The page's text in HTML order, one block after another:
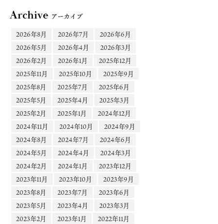
Archive アーカイブ
2026年8月
2026年7月
2026年6月
2026年5月
2026年4月
2026年3月
2026年2月
2026年1月
2025年12月
2025年11月
2025年10月
2025年9月
2025年8月
2025年7月
2025年6月
2025年5月
2025年4月
2025年3月
2025年2月
2025年1月
2024年12月
2024年11月
2024年10月
2024年9月
2024年8月
2024年7月
2024年6月
2024年5月
2024年4月
2024年3月
2024年2月
2024年1月
2023年12月
2023年11月
2023年10月
2023年9月
2023年8月
2023年7月
2023年6月
2023年5月
2023年4月
2023年3月
2023年2月
2023年1月
2022年11月